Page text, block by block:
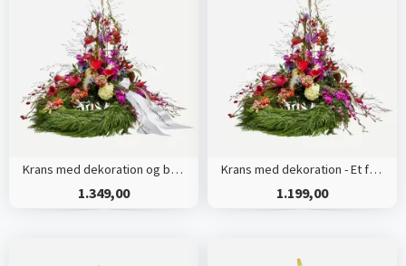
Krans med dekoration og bånd - Et farverigt farvel
1.349,00
Krans med dekoration - Et farverigt farvel
1.199,00